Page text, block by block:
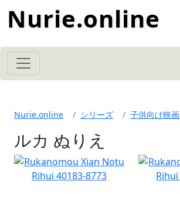
Nurie.online
Nurie.online シリーズ 子供向け映画
ルカ ぬりえ